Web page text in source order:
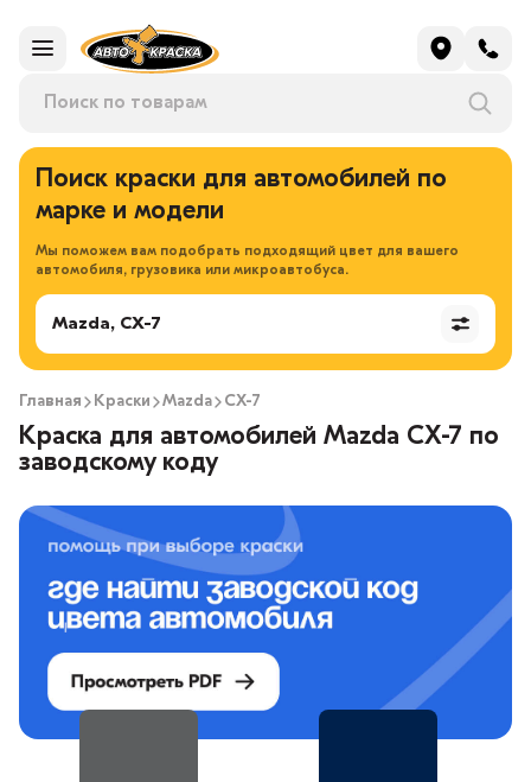
Поиск краски для автомобилей по
марке и модели
Мы поможем вам подобрать подходящий цвет для вашего
автомобиля, грузовика или микроавтобуса.
Mazda, CX-7
Главная Краски Mazda CX-7
Краска для автомобилей Mazda CX-7 по
заводскому коду